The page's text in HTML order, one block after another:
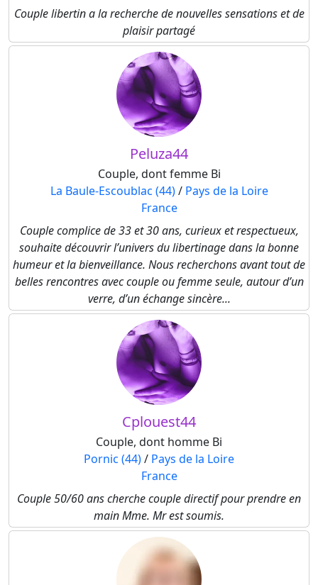
Couple libertin a la recherche de nouvelles sensations et de
plaisir partagé
Peluza44
Couple, dont femme Bi
La Baule-Escoublac (44)/ Pays de la Loire
France
Couple complice de 33 et 30 ans, curieux et respectueux,
souhaite découvrir l’univers du libertinage dans la bonne
humeur et la bienveillance. Nous recherchons avant tout de
belles rencontres avec couple ou femme seule, autour d’un
verre, d’un échange sincère...
Cplouest44
Couple, dont homme Bi
Pornic (44)/ Pays de la Loire
France
Couple 50/60 ans cherche couple directif pour prendre en
main Mme. Mr est soumis.